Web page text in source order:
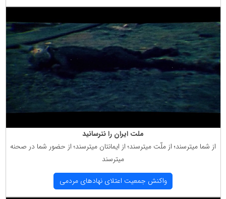
ملت ایران را نترسانید
از شما میترسند؛ از ملّت میترسند؛ از ایمانتان میترسند؛ از حضور شما در صحنه
میترسند
واكنش جمعیت اعتلای نهادهای مردمی